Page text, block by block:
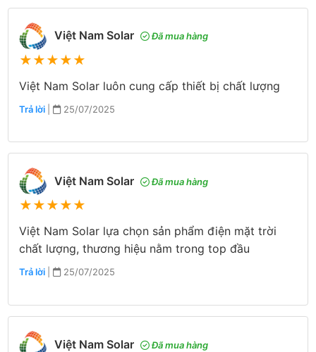
Việt Nam Solar Đã mua hàng
★★★★★
Việt Nam Solar luôn cung cấp thiết bị chất lượng
Trả lời | 25/07/2025
Việt Nam Solar Đã mua hàng
★★★★★
Việt Nam Solar lựa chọn sản phẩm điện mặt trời
chất lượng, thương hiệu nằm trong top đầu
Trả lời | 25/07/2025
Việt Nam Solar Đã mua hàng